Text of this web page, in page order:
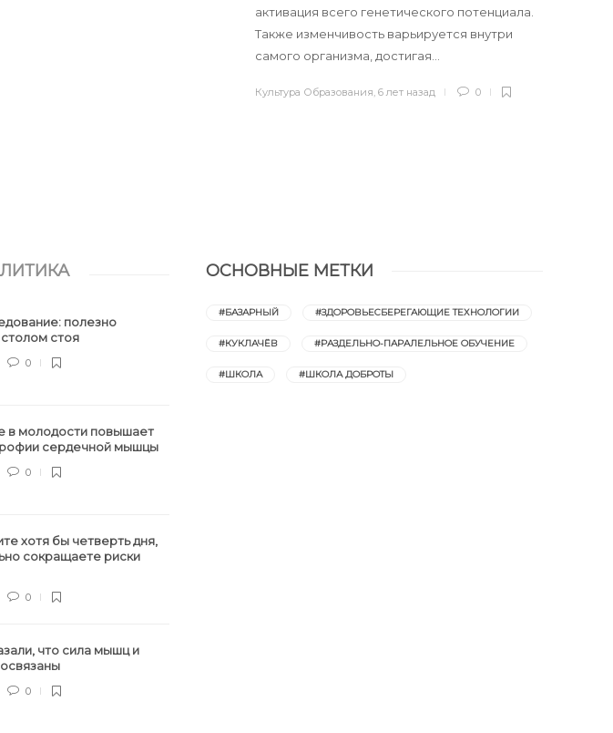
активация всего генетического потенциала.
Также изменчивость варьируется внутри
самого организма, достигая…
Культура Образования,6 лет назад 0
полезно
стоя
0
в молодости повышает
сердечной мышцы
0
хотя бы четверть дня,
сокращаете риски
0
что сила мышц и
0
ОСНОВНЫЕ МЕТКИ
#БАЗАРНЫЙ #ЗДОРОВЬЕСБЕРЕГАЮЩИЕ ТЕХНОЛОГИИ
#КУКЛАЧЁВ #РАЗДЕЛЬНО-ПАРАЛЕЛЬНОЕ ОБУЧЕНИЕ
#ШКОЛА #ШКОЛА ДОБРОТЫ